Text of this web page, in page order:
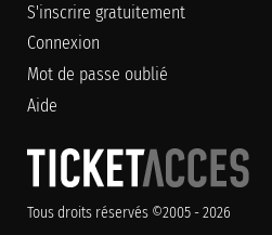
S'inscrire gratuitement
Connexion
Mot de passe oublié
Aide
Tous droits réservés ©2005 - 2026